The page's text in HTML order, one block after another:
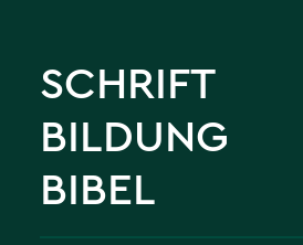
SCHRIFT
BILDUNG
BIBEL